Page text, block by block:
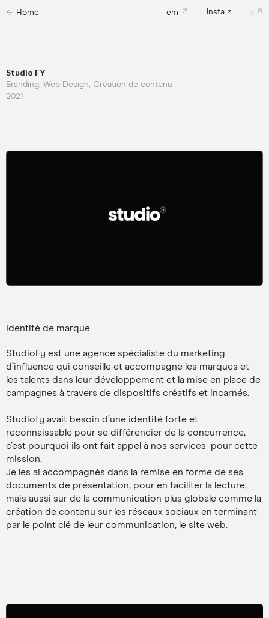
← Home em ↗ Insta ↗ li ↗
Studio FY
Branding, Web Design, Création de contenu
2021
Identité de marque
StudioFy est une agence spécialiste du marketing
d’influence qui conseille et accompagne les marques et
les talents dans leur développement et la mise en place de
campagnes à travers de dispositifs créatifs et incarnés.
Studiofy avait besoin d’une identité forte et
reconnaissable pour se différencier de la concurrence,
c’est pourquoi ils ont fait appel à nos services pour cette
mission.
Je les ai accompagnés dans la remise en forme de ses
documents de présentation, pour en faciliter la lecture,
mais aussi sur de la communication plus globale comme la
création de contenu sur les réseaux sociaux en terminant
par le point clé de leur communication, le site web.